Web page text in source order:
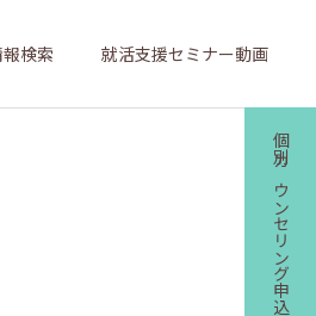
検索 就活支援セミナー動画
個別カウンセリング申込